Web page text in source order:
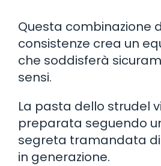
Questa combinazione
consistenze crea un
che soddisferà
sensi.
La pasta dello strudel
preparata seguendo
segreta tramandata
in generazione.